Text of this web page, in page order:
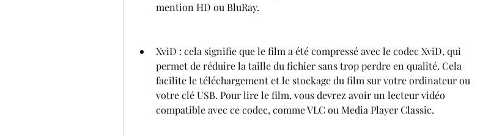
mention HD ou BluRay.
XviD : cela signifie que le film a été compressé avec le codec XviD, qui
permet de réduire la taille du fichier sans trop perdre en qualité. Cela
facilite le téléchargement et le stockage du film sur votre ordinateur ou
votre clé USB. Pour lire le film, vous devrez avoir un lecteur vidéo
compatible avec ce codec, comme VLC ou Media Player Classic.